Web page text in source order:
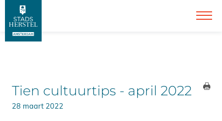
Tien cultuurtips - april 2022
28 maart 2022